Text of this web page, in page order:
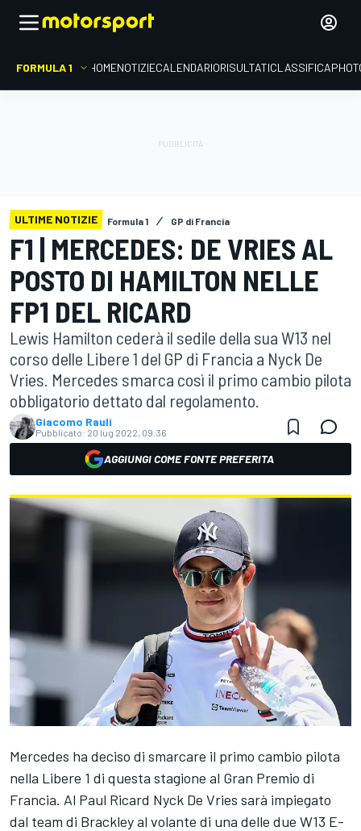
FORMULA 1 HOMENOTIZIECALENDARIORISULTATICLASSIFICA
ULTIME NOTIZIE Formula 1 GP di Francia
F1 | MERCEDES: DE VRIES AL
POSTO DI HAMILTON NELLE
FP1 DEL RICARD
Lewis Hamilton cederà il sedile della sua W13 nel
corso delle Libere 1 del GP di Francia a Nyck De
Vries. Mercedes smarca così il primo cambio pilota
obbligatorio dettato dal regolamento.
Giacomo Rauli
Pubblicato: 20 lug 2022, 09:36
AGGIUNGI COME FONTE PREFERITA
Mercedes ha deciso di smarcare il primo cambio pilota
nella Libere 1 di questa stagione al Gran Premio di
Francia. Al Paul Ricard Nyck De Vries sarà impiegato
dal team di Brackley al volante di una delle due W13 E-